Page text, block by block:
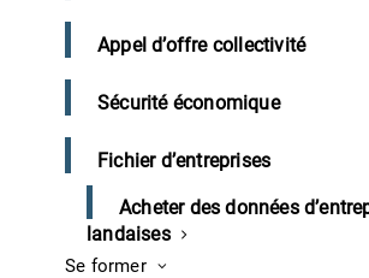
Appel d’offre collectivité
Sécurité économique
Fichier d’entreprises
Acheter des données
landaises
Se former
Partagez cette formation